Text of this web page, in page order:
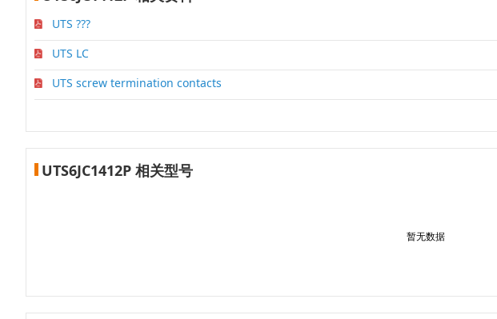
UTS ???
UTS LC
UTS screw termination contacts
UTS6JC1412P 相关型号
暂无数据